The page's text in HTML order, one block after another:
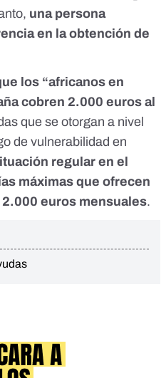
una persona
en la obtención de
los “africanos en
cobren 2.000 euros al
que se otorgan a nivel
de vulnerabilidad en
regular en el
máximas que ofrecen
euros mensuales.